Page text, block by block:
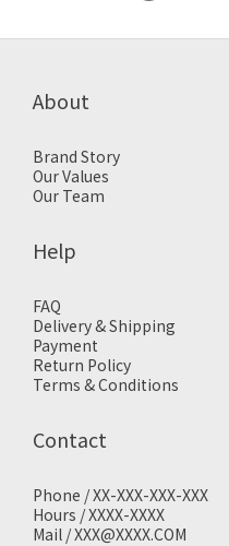
About
Brand Story
Our Values
Our Team
Help
FAQ
Delivery & Shipping
Payment
Return Policy
Terms & Conditions
Contact
Phone / XX-XXX-XXX-XXX
Hours / XXXX-XXXX
Mail / XXX@XXXX.COM